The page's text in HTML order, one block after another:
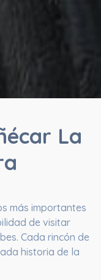
La
más importantes
de visitar
Cada rincón de
historia de la